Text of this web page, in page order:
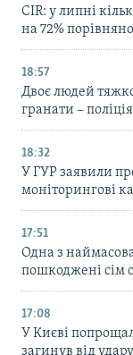
CIR: у липні
на 72%
18:57
Двоє людей
гранати – поліція
18:32
У ГУР заявили
моніторингові
17:51
Одна з
пошкоджені сім
17:08
У Києві
загинув від